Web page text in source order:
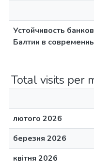
Устойчивость
Балтии в
Total visits per
лютого 2026
березня 2026
квітня 2026